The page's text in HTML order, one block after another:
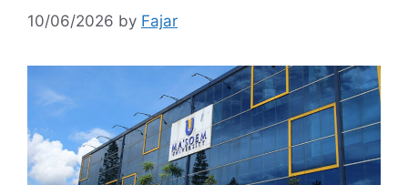
10/06/2026 by Fajar